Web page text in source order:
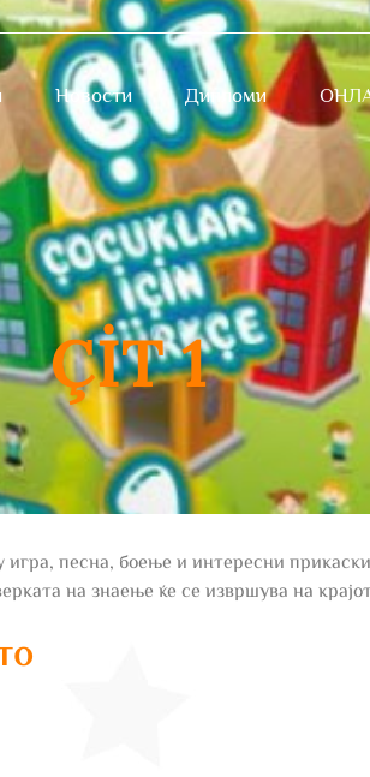
Новости Дипломи
ÇİT 1
песна, боење и интересни
на знаење ќе се извршува на